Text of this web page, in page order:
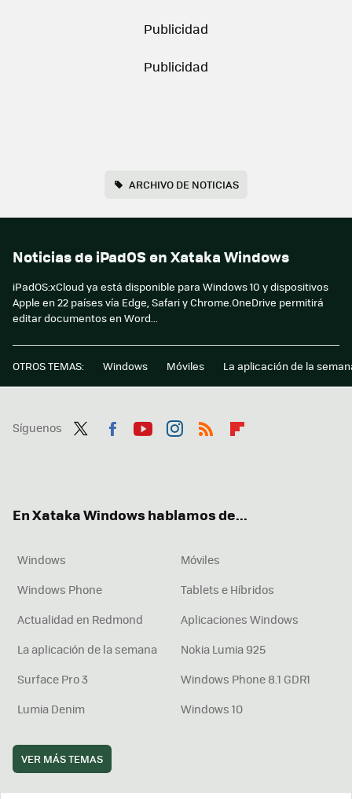
ARCHIVO DE NOTICIAS
Noticias de iPadOS en Xataka Windows
iPadOS:xCloud ya está disponible para Windows 10 y dispositivos
Apple en 22 países vía Edge, Safari y Chrome.OneDrive permitirá
editar documentos en Word...
OTROS TEMAS: Windows Móviles La aplicación de la
Síguenos
En Xataka Windows hablamos de...
Windows
Móviles
Windows Phone
Tablets e Híbridos
Actualidad en Redmond
Aplicaciones Windows
La aplicación de la semana
Nokia Lumia 925
Surface Pro 3
Windows Phone 8.1 GDR1
Lumia Denim
Windows 10
VER MÁS TEMAS